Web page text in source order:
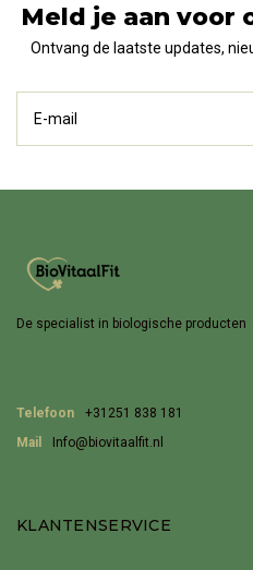
Meld je aan voor
Ontvang de laatste updates,
De specialist in biologische producten
Telefoon
+31251 838 181
Mail
Info@biovitaalfit.nl
KLANTENSERVICE